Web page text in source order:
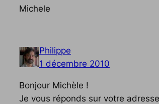
Michele
Philippe
1 décembre 2010
Bonjour Michèle !
Je vous réponds sur votre